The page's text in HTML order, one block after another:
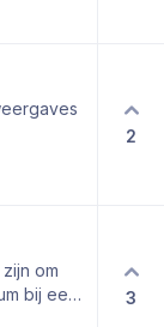
je
fasen of
2
om
bij een
3